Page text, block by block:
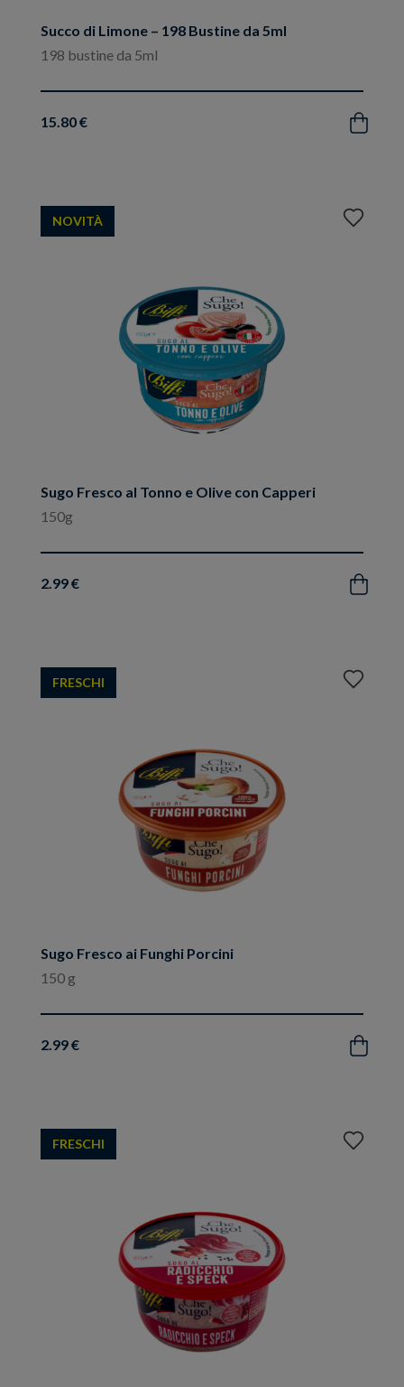
Succo di Limone – 198 Bustine da 5ml
198 bustine da 5ml
15.80 € Acquista
Sugo Fresco al Tonno e Olive con Capperi
150g
2.99 € Acquista
NOVITÀ
Aggiungi
Sugo Fresco ai Funghi Porcini
150 g
2.99 € Acquista
FRESCHI
Aggiungi
FRESCHI
Aggiungi